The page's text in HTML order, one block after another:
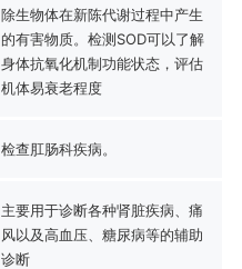
除生物体在新陈代谢过程中产生
的有害物质。检测SOD可以了解
身体抗氧化机制功能状态，评估
机体易衰老程度
检查肛肠科疾病。
主要用于诊断各种肾脏疾病、痛
风以及高血压、糖尿病等的辅助
诊断